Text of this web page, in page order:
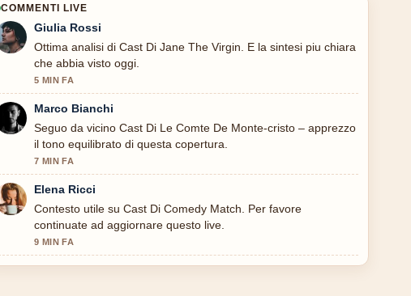
COMMENTI LIVE
Giulia Rossi
Ottima analisi di Cast Di Jane The Virgin. E la sintesi piu chiara
che abbia visto oggi.
5 MIN FA
Marco Bianchi
Seguo da vicino Cast Di Le Comte De Monte-cristo – apprezzo
il tono equilibrato di questa copertura.
7 MIN FA
Elena Ricci
Contesto utile su Cast Di Comedy Match. Per favore
continuate ad aggiornare questo live.
9 MIN FA